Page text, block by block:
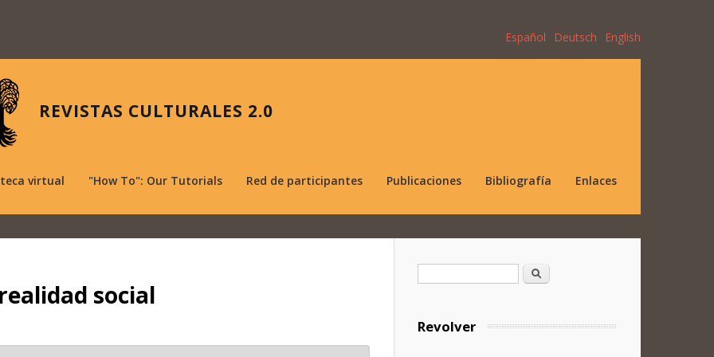
Español Deutsch English
REVISTAS CULTURALES 2.0
virtual "How To": Our Tutorials Red de participantes Publicaciones Bibliografía Enlaces
social
Formulario de búsqueda
Buscar
Revolver